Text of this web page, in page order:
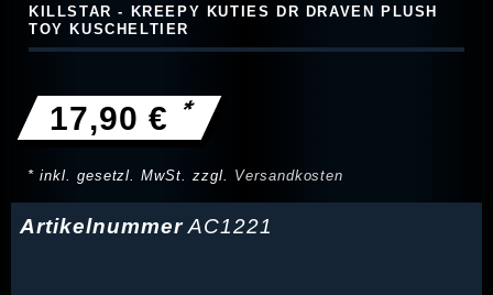
KILLSTAR - KREEPY KUTIES DR DRAVEN PLUSH
TOY KUSCHELTIER
17,90 € *
* inkl. gesetzl. MwSt. zzgl. Versandkosten
ArtikelnummerAC1221